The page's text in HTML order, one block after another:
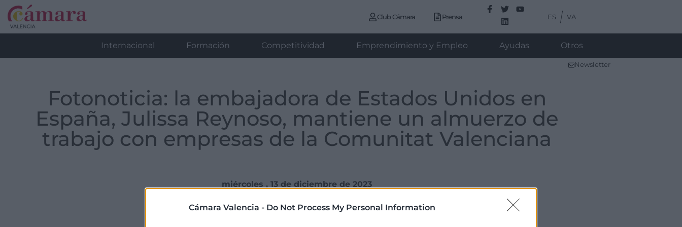
Cámara Valencia - Do Not Process My Personal Information
Club Cámara Prensa ES VA
Internacional Formación Competitividad Emprendimiento y Empleo Ayudas Otros
Newsletter
Fotonoticia: la embajadora de Estados Unidos en
España, Julissa Reynoso, mantiene un almuerzo de
trabajo con empresas de la Comunitat Valenciana
miércoles , 13 de diciembre de 2023